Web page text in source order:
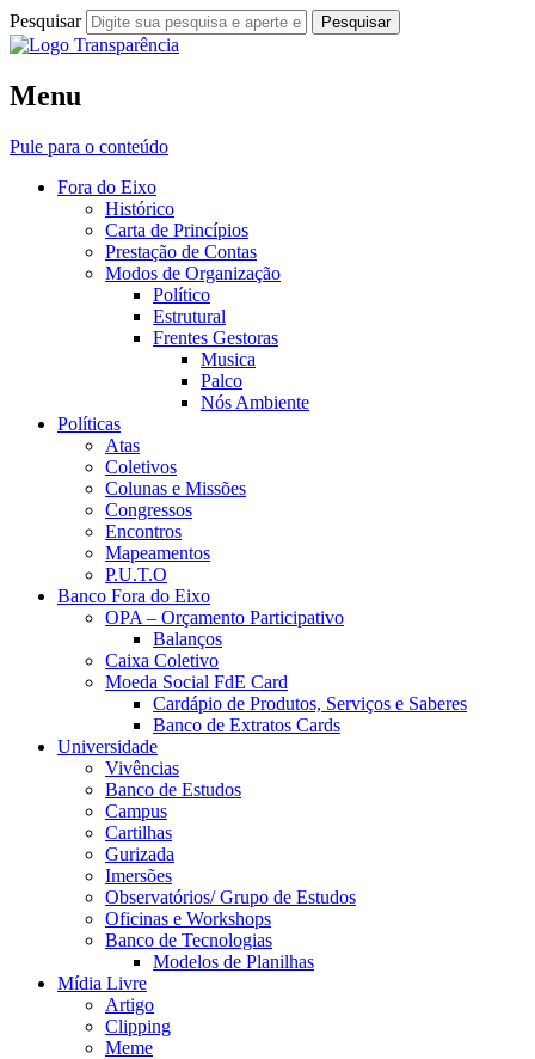
Pesquisar
Transparência
Fora do Eixo
Menu
Pule para o conteúdo
Fora do Eixo
Histórico
Carta de Princípios
Prestação de Contas
Modos de Organização
Político
Estrutural
Frentes Gestoras
Musica
Palco
Nós Ambiente
Políticas
Atas
Coletivos
Colunas e Missões
Congressos
Encontros
Mapeamentos
P.U.T.O
Banco Fora do Eixo
OPA – Orçamento Participativo
Balanços
Caixa Coletivo
Moeda Social FdE Card
Cardápio de Produtos, Serviços e Saberes
Banco de Extratos Cards
Universidade
Vivências
Banco de Estudos
Campus
Cartilhas
Gurizada
Imersões
Observatórios/ Grupo de Estudos
Oficinas e Workshops
Banco de Tecnologias
Modelos de Planilhas
Mídia Livre
Artigo
Clipping
Meme